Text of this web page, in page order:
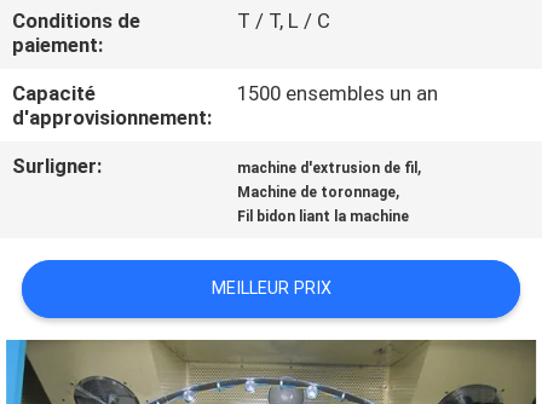
CONTRÔLE
QUALITÉ
NOUS
NOUVELLES
LES
AFFAIRES
Conditions de
paiement:
T / T, L / C
Capacité
d'approvisionnement:
1500 ensembles un an
Surligner: machine d'extrusion de fil ,
Machine de toronnage,
Fil bidon liant la machine
MEILLEUR PRIX